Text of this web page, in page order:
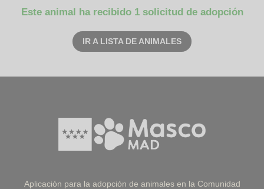
Este animal ha recibido 1 solicitud de adopción
IR A LISTA DE ANIMALES
Aplicación para la adopción de animales en la Comunidad